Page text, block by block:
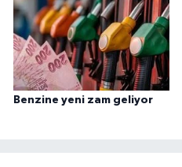
Benzine yeni zam geliyor